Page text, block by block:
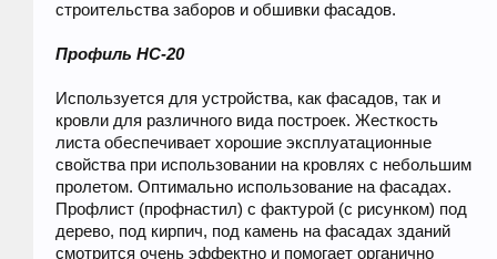
строительства заборов и обшивки фасадов.
Профиль HC-20
Используется для устройства, как фасадов, так и
кровли для различного вида построек. Жесткость
листа обеспечивает хорошие эксплуатационные
свойства при использовании на кровлях с небольшим
пролетом. Оптимально использование на фасадах.
Профлист (профнастил) с фактурой (с рисунком) под
дерево, под кирпич, под камень на фасадах зданий
смотрится очень эффектно и помогает органично